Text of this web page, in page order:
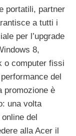
portatili, partner
a tutti i
per l’upgrade
8,
o computer fissi
del
promozione è
una volta
del
alla Acer il